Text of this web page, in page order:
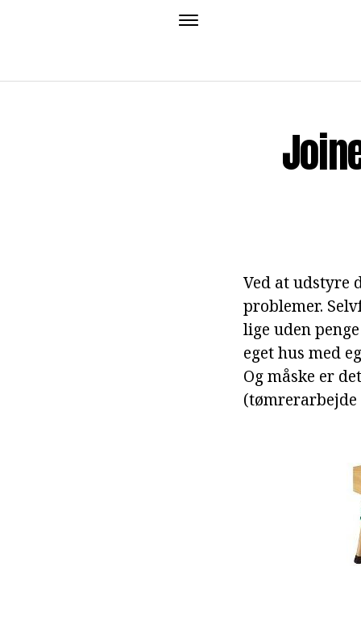
Ved at udstyre
problemer.
lige uden
eget hus med
Og måske er
(tømrerarbejde